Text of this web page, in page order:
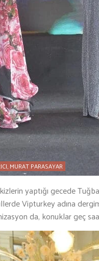
MURAT PARASAYAR
yaptığı gecede
Vipturkey adına
da, konuklar geç